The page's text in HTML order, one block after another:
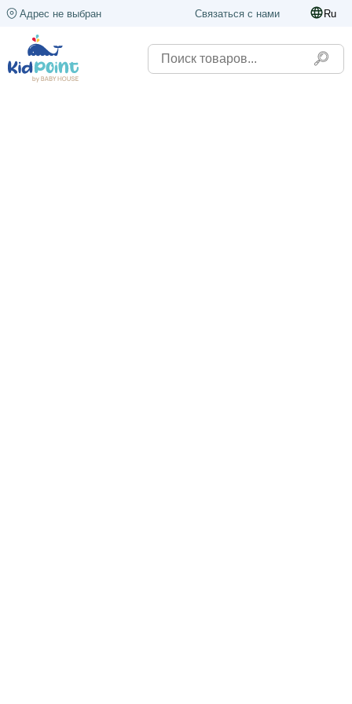
Адрес не выбран Связаться с нами Ru